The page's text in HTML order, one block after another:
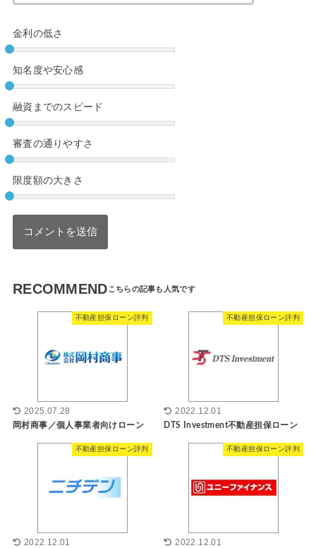
金利の低さ
知名度や安心感
融資までのスピード
審査の通りやすさ
限度額の大きさ
RECOMMEND
不動産担保ローン評判
2025.07.28
岡村商事／個人事業者向けローン
不動産担保ローン評判
2022.12.01
DTS Investment不動産担保ローン
不動産担保ローン評判
2022.12.01
不動産担保ローン評判
2022.12.01